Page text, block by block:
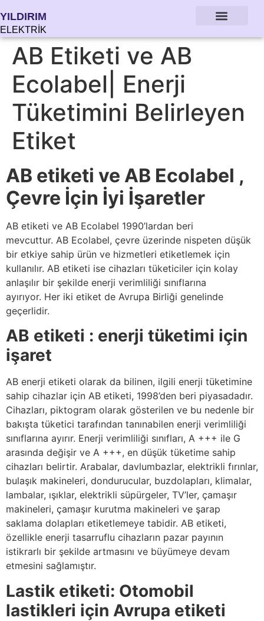
YILDIRIM
ELEKTRİK
AB Etiketi ve AB
Ecolabel| Enerji
Tüketimini Belirleyen
Etiket
AB etiketi ve AB Ecolabel ,
Çevre İçin İyi İşaretler
AB etiketi ve AB Ecolabel 1990’lardan beri
mevcuttur. AB Ecolabel, çevre üzerinde nispeten düşük
bir etkiye sahip ürün ve hizmetleri etiketlemek için
kullanılır. AB etiketi ise cihazları tüketiciler için kolay
anlaşılır bir şekilde enerji verimliliği sınıflarına
ayırıyor. Her iki etiket de Avrupa Birliği genelinde
geçerlidir.
AB etiketi : enerji tüketimi için
işaret
AB enerji etiketi olarak da bilinen, ilgili enerji tüketimine
sahip cihazlar için AB etiketi, 1998’den beri piyasadadır.
Cihazları, piktogram olarak gösterilen ve bu nedenle bir
bakışta tüketici tarafından tanınabilen enerji verimliliği
sınıflarına ayırır. Enerji verimliliği sınıfları, A +++ ile G
arasında değişir ve A +++, en düşük tüketime sahip
cihazları belirtir. Arabalar, davlumbazlar, elektrikli fırınlar,
bulaşık makineleri, dondurucular, buzdolapları, klimalar,
lambalar, ışıklar, elektrikli süpürgeler, TV’ler, çamaşır
makineleri, çamaşır kurutma makineleri ve şarap
saklama dolapları etiketlemeye tabidir. AB etiketi,
özellikle enerji tasarruflu cihazların pazar payının
istikrarlı bir şekilde artmasını ve büyümeye devam
etmesini sağlamıştır.
Lastik etiketi: Otomobil
lastikleri için Avrupa etiketi